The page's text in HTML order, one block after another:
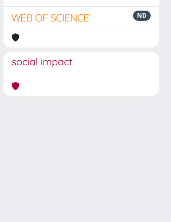
ND
social impact